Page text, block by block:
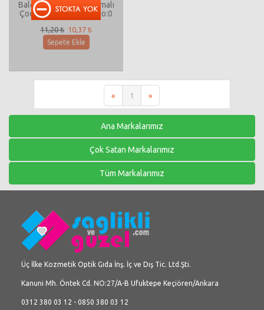
Balerin Likralı V Kabartmalı
Çocuk Külotlu Çorap No:0
11,20 ₺ 10,37 ₺
Sepete Ekle
« 1 »
Ana Markalarımız
Çok Satan Markalarımız
Tüm Markalarımız
Üç İlke Kozmetik Optik Gıda İnş. İç ve Dış Tic. Ltd.Şti.
Kanuni Mh. Öntek Cd. NO:27/A-B Ufuktepe Keçiören/Ankara
0312 380 03 12 - 0850 380 03 12